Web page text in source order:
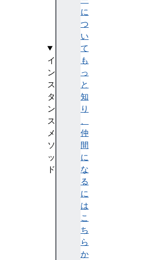
に
つ
い
て
も
っ
と
知
り
、
仲
間
に
な
る
に
は
こ
ち
ら
か
イ
ン
ス
タ
ン
ス
メ
ソ
ッ
ド